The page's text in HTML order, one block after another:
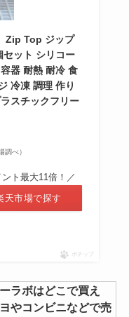
Zip Top ジップ
セット シリコー
器 耐熱 耐冷 食
冷凍 調理 作り
スチックフリー
べ）
ント最大11倍！／
天市場で探す
ポチップ
ラボはどこで買え
やコンビニなどで売